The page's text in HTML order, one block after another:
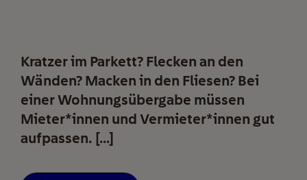
Kratzer im Parkett? Flecken an den
Wänden? Macken in den Fliesen? Bei
einer Wohnungsübergabe müssen
Mieter*innen und Vermieter*innen gut
aufpassen. […]